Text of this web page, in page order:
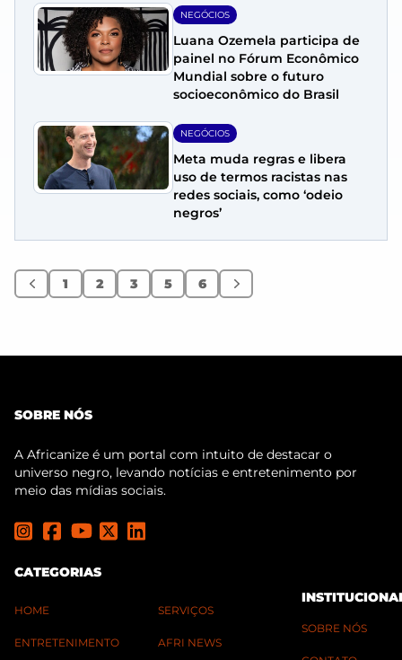
NEGÓCIOS
Luana Ozemela participa de
painel no Fórum Econômico
Mundial sobre o futuro
socioeconômico do Brasil
NEGÓCIOS
Meta muda regras e libera
uso de termos racistas nas
redes sociais, como ‘odeio
negros’
Anterior
1 2 3 5 6 Próximo
SOBRE NÓS
A Africanize é um portal com intuito de destacar o
universo negro, levando notícias e entretenimento por
meio das mídias sociais.
CATEGORIAS
HOME
ENTRETENIMENTO
SERVIÇOS
AFRI NEWS
SOBRE NÓS